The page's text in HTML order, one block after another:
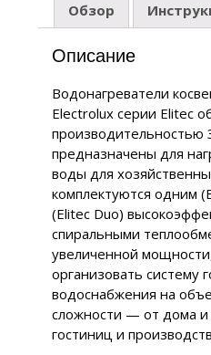
Обзор
Описание
Водонагреватели
Electrolux серии Elitec
производительностью
предназначены для
воды для
комплектуются одним
(Elitec Duo)
спиральными
увеличенной
организовать систему
водоснабжения на
сложности — от дома
гостиниц и